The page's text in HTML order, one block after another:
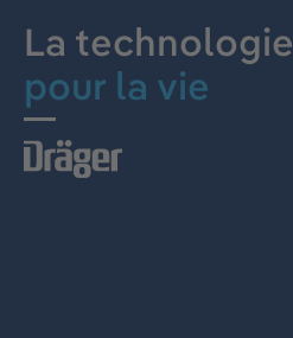
La technologie
pour la vie